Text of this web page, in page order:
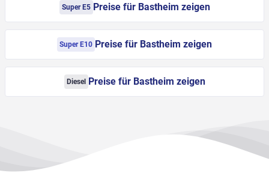
Super E5 Preise für Bastheim zeigen
Super E10 Preise für Bastheim zeigen
Diesel Preise für Bastheim zeigen